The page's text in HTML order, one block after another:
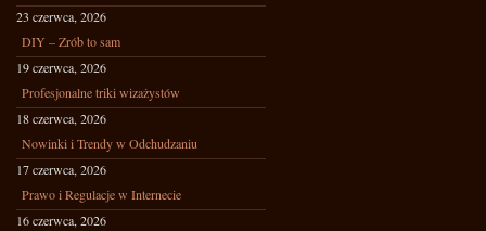
23 czerwca, 2026
DIY – Zrób to sam
19 czerwca, 2026
Profesjonalne triki wizażystów
18 czerwca, 2026
Nowinki i Trendy w Odchudzaniu
17 czerwca, 2026
Prawo i Regulacje w Internecie
16 czerwca, 2026